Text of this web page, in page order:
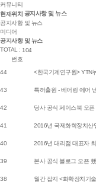
커뮤니티
현재위치 공지사항 및 뉴스
공지사항 및 뉴스
미디어
공지사항 및 뉴스
TOTAL : 104
번호
44
<한국기계연구원> YTN
43 특허출원 - 베어링 에어
42 당사 공식 페이스북 오픈
41 2016년 국제화학장치산
40 2016년 대리점 대표자
39 본사 공식 블로그 오픈
38 월간 잡지 <화학장치기